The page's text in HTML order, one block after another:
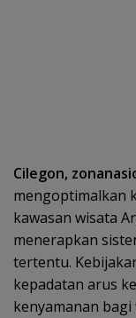
Cilegon,
mengoptimalkan
kawasan wisata
menerapkan
tertentu.
kepadatan arus
kenyamanan